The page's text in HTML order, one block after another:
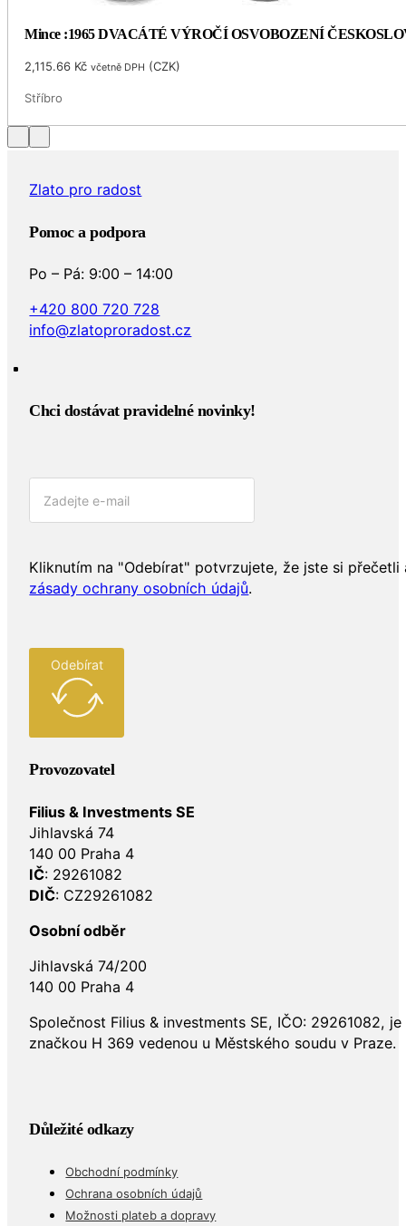
Mince :1965 DVACÁTÉ VÝROČÍ OSVOBOZENÍ
2,115.66 Kč včetně DPH (CZK)
Stříbro
Zlato pro radost
Pomoc a podpora
Po – Pá: 9:00 – 14:00
+420 800 720 728
info@zlatoproradost.cz
Chci dostávat pravidelné novinky!​
Kliknutím na "Odebírat" potvrzujete, že jste si přečetli
zásady ochrany osobních údajů.
Odebírat
Provozovatel
Filius & Investments SE
Jihlavská 74
140 00 Praha 4
IČ: 29261082
DIČ: CZ29261082
Osobní odběr
Jihlavská 74/200
140 00 Praha 4
Společnost Filius & investments SE, IČO: 29261082,
značkou H 369 vedenou u Městského soudu v Praze.
Důležité odkazy
Obchodní podmínky
Ochrana osobních údajů
Možnosti plateb a dopravy